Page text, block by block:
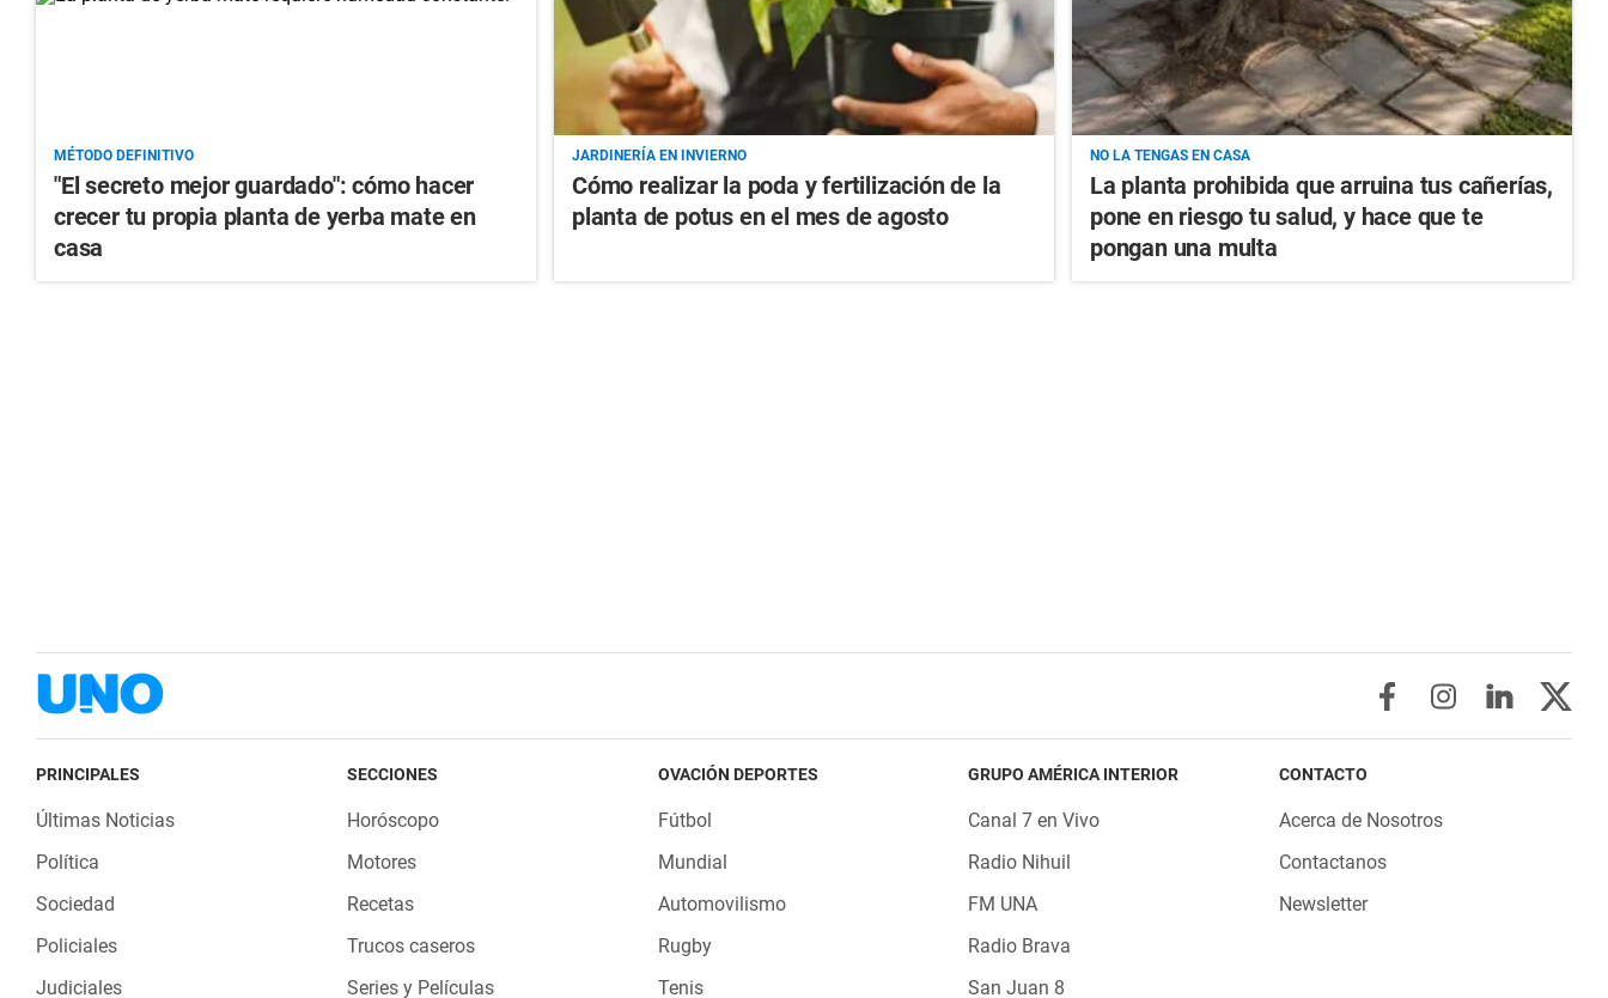
MÉTODO DEFINITIVO
"El secreto mejor guardado": cómo hacer
crecer tu propia planta de yerba mate en
casa
JARDINERÍA EN INVIERNO
Cómo realizar la poda y fertilización de la
planta de potus en el mes de agosto
NO LA TENGAS EN CASA
La planta prohibida que arruina tus cañerías,
pone en riesgo tu salud, y hace que te
pongan una multa
PRINCIPALES
Últimas Noticias
Política
Sociedad
Policiales
Judiciales
SECCIONES
Horóscopo
Motores
Recetas
Trucos caseros
Series y Películas
OVACIÓN DEPORTES
Fútbol
Mundial
Automovilismo
Rugby
Tenis
GRUPO AMÉRICA INTERIOR
Canal 7 en Vivo
Radio Nihuil
FM UNA
Radio Brava
San Juan 8
CONTACTO
Acerca de Nosotros
Contactanos
Newsletter